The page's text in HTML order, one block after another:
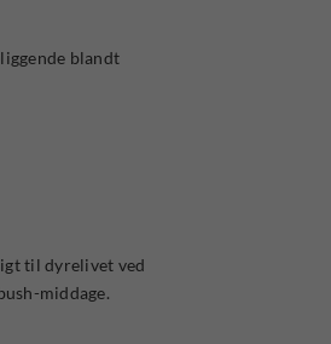
blandt
til dyrelivet ved
middage.